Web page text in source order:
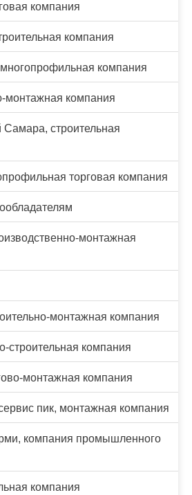
компания
компания
компания
монтажная компания
строительная
торговая компания
монтажная
монтажная компания
строительная компания
монтажная компания
пик, монтажная компания
компания промышленного
компания